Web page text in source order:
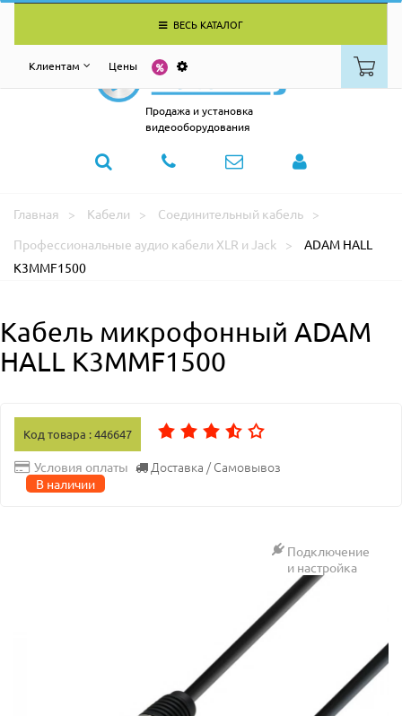
ВЕСЬ КАТАЛОГ
Клиентам Цены
Продажа и установка
видеооборудования
Главная Кабели
Соединительный кабель
Профессиональные аудио кабели XLR и Jack
ADAM HALL
K3MMF1500
Кабель микрофонный ADAM
HALL K3MMF1500
Код товара : 446647
Условия оплаты Доставка / Самовывоз
В наличии
Подключение
и настройка